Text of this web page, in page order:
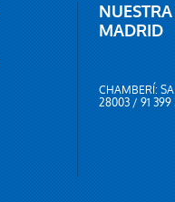
MADRID
CHAMBERÍ:
28003 / 91 399